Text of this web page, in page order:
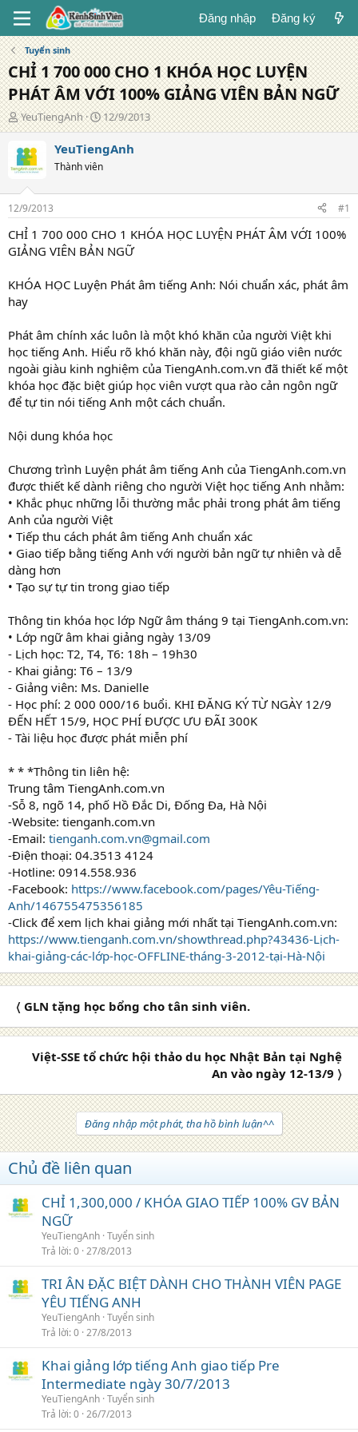
Đăng nhập Đăng ký
Tuyển sinh
CHỈ 1 700 000 CHO 1 KHÓA HỌC LUYỆN
PHÁT ÂM VỚI 100% GIẢNG VIÊN BẢN NGỮ
T
á
c
g
i
ả
YeuTiengAnh
N
g
à
y
đ
g
12/9/2013
YeuTiengAnh
Thành viên
12/9/2013 #1
CHỈ 1 700 000 CHO 1 KHÓA HỌC LUYỆN PHÁT ÂM VỚI 100%
GIẢNG VIÊN BẢN NGỮ
KHÓA HỌC Luyện Phát âm tiếng Anh: Nói chuẩn xác, phát âm
hay
Phát âm chính xác luôn là một khó khăn của người Việt khi
học tiếng Anh. Hiểu rõ khó khăn này, đội ngũ giáo viên nước
ngoài giàu kinh nghiệm của TiengAnh.com.vn đã thiết kế một
khóa học đặc biệt giúp học viên vượt qua rào cản ngôn ngữ
để tự tin nói tiếng Anh một cách chuẩn.
Nội dung khóa học
Chương trình Luyện phát âm tiếng Anh của TiengAnh.com.vn
được thiết kế dành riêng cho người Việt học tiếng Anh nhằm:
• Khắc phục những lỗi thường mắc phải trong phát âm tiếng
Anh của người Việt
• Tiếp thu cách phát âm tiếng Anh chuẩn xác
• Giao tiếp bằng tiếng Anh với người bản ngữ tự nhiên và dễ
dàng hơn
• Tạo sự tự tin trong giao tiếp
Thông tin khóa học lớp Ngữ âm tháng 9 tại TiengAnh.com.vn:
• Lớp ngữ âm khai giảng ngày 13/09
- Lịch học: T2, T4, T6: 18h – 19h30
- Khai giảng: T6 – 13/9
- Giảng viên: Ms. Danielle
- Học phí: 2 000 000/16 buổi. KHI ĐĂNG KÝ TỪ NGÀY 12/9
ĐẾN HẾT 15/9, HỌC PHÍ ĐƯỢC ƯU ĐÃI 300K
- Tài liệu học được phát miễn phí
* * *Thông tin liên hệ:
Trung tâm TiengAnh.com.vn
-Sỗ 8, ngõ 14, phố Hồ Đắc Di, Đống Đa, Hà Nội
-Website: tienganh.com.vn
-Email: tienganh.com.vn@gmail.com
-Điện thoại: 04.3513 4124
-Hotline: 0914.558.936
-Facebook: https://www.facebook.com/pages/Yêu-Tiếng-
Anh/146755475356185
-Click để xem lịch khai giảng mới nhất tại TiengAnh.com.vn:
https://www.tienganh.com.vn/showthread.php?43436-Lịch-
khai-giảng-các-lớp-học-OFFLINE-tháng-3-2012-tại-Hà-Nội
〈 GLN tặng học bổng cho tân sinh viên.
Việt-SSE tổ chức hội thảo du học Nhật Bản tại Nghệ
An vào ngày 12-13/9 〉
Đăng nhập một phát, tha hồ bình luận^^
Chủ đề liên quan
CHỈ 1,300,000 / KHÓA GIAO TIẾP 100% GV BẢN
NGỮ
YeuTiengAnh Tuyển sinh
Trả lời 0 27/8/2013
TRI ÂN ĐẶC BIỆT DÀNH CHO THÀNH VIÊN PAGE
YÊU TIẾNG ANH
YeuTiengAnh Tuyển sinh
Trả lời 0 27/8/2013
Khai giảng lớp tiếng Anh giao tiếp Pre
Intermediate ngày 30/7/2013
YeuTiengAnh Tuyển sinh
Trả lời 0 26/7/2013